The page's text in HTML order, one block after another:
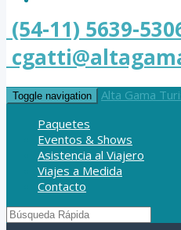
(54-11) 5639-
Toggle navigation
Alta Gama
Paquetes
Eventos & Shows
Asistencia al Viajero
Viajes a Medida
Contacto